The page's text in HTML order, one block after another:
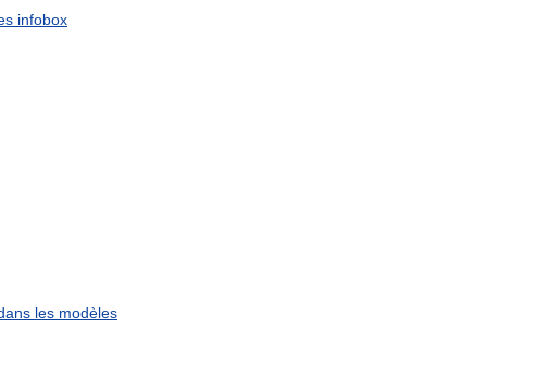
infobox
les modèles